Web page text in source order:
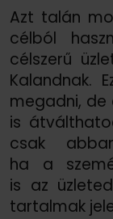
Azt talán
célból
célszerű
Kalandnak.
megadni,
is
csak
ha a
is az
tartalmak